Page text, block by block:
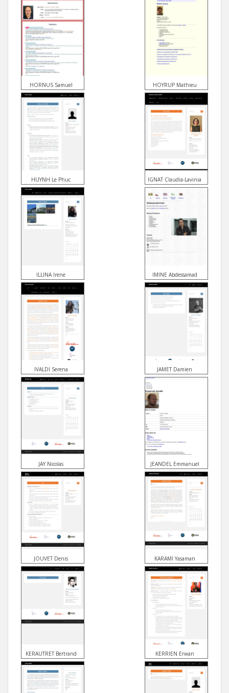
HORNUS Samuel HOYRUP Mathieu
HUYNH Le Phuc IGNAT Claudia-Lavinia
ILLINA Irene IMINE Abdessamad
IVALDI Serena JAMET Damien
JAY Nicolas JEANDEL Emmanuel
JOUVET Denis KARAMI Yasaman
KERAUTRET Bertrand KERRIEN Erwan